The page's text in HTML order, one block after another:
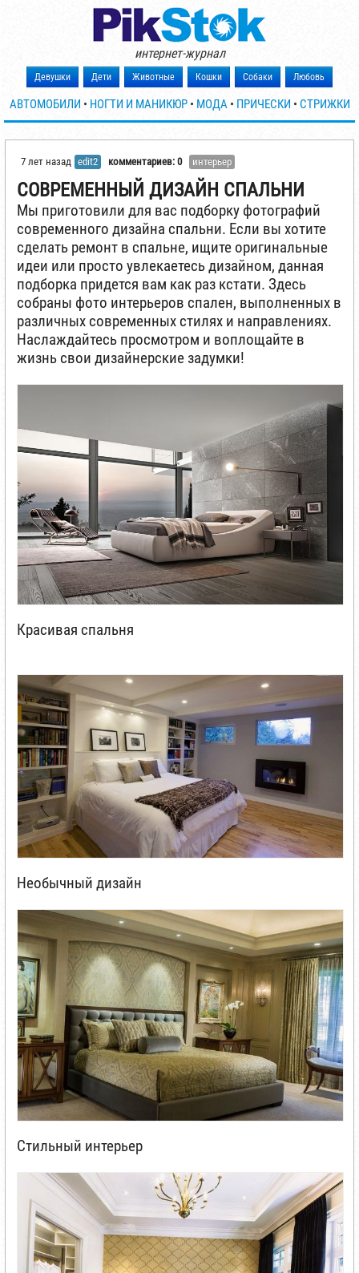
интернет-журнал
Девушки Дети Животные Кошки Собаки Любовь
АВТОМОБИЛИ • НОГТИ И МАНИКЮР• МОДА • ПРИЧЕСКИ • СТРИЖКИ
7 лет назад edit2 комментариев: 0 интерьер
СОВРЕМЕННЫЙ ДИЗАЙН СПАЛЬНИ
Мы приготовили для вас подборку фотографий
современного дизайна спальни. Если вы хотите
сделать ремонт в спальне, ищите оригинальные
идеи или просто увлекаетесь дизайном, данная
подборка придется вам как раз кстати. Здесь
собраны фото интерьеров спален, выполненных в
различных современных стилях и направлениях.
Наслаждайтесь просмотром и воплощайте в
жизнь свои дизайнерские задумки!
Красивая спальня
Необычный дизайн
Стильный интерьер